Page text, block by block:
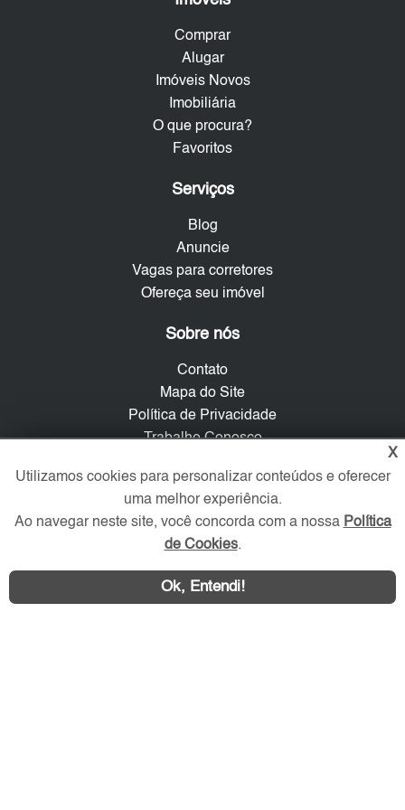
Comprar
Alugar
Imóveis Novos
Imobiliária
O que procura?
Favoritos
Serviços
Blog
Anuncie
Vagas para corretores
Ofereça seu imóvel
Sobre nós
Contato
Mapa do Site
Política de Privacidade
Trabalhe Conosco
Verificada por
Redes Sociais
X
Utilizamos cookies para personalizar conteúdos e oferecer
uma melhor experiência.
Ao navegar neste site, você concorda com a nossa Política
de Cookies.
Ok, Entendi!